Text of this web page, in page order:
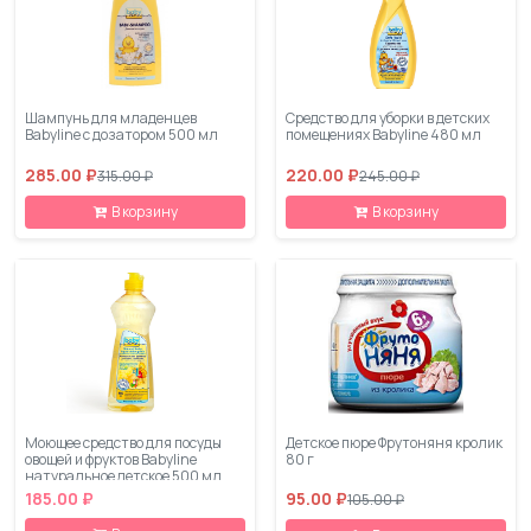
Шампунь для младенцев
Babyline с дозатором 500 мл
285.00 ₽315.00 ₽
В корзину
Средство для уборки в детских
помещениях Babyline 480 мл
220.00 ₽245.00 ₽
В корзину
Моющее средство для посуды
овощей и фруктов Babyline
натуральное детское 500 мл
185.00 ₽
Детское пюре Фрутоняня кролик
80 г
95.00 ₽105.00 ₽